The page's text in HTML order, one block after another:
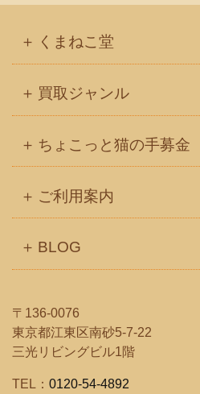
くまねこ堂
買取ジャンル
ちょこっと猫の手募金
ご利用案内
BLOG
〒136-0076
東京都江東区南砂5-7-22
三光リビングビル1階
TEL： 0120-54-4892